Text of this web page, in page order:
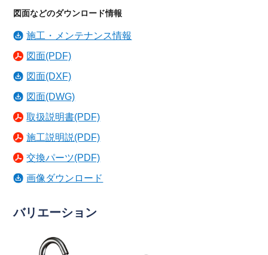
図面などのダウンロード情報
施工・メンテナンス情報
図面(PDF)
図面(DXF)
図面(DWG)
取扱説明書(PDF)
施工説明説(PDF)
交換パーツ(PDF)
画像ダウンロード
バリエーション